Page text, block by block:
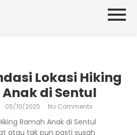
Lokasi Hiking
di Sentul
05/10/2025 No Comments
Ramah Anak di Sentul
atau tak pun pasti susah